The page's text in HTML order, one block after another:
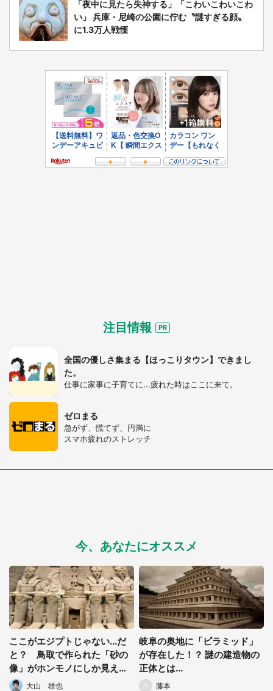
都道府選択
選択する
「夜中に見たら失神する」「こわいこわいこわ
い」 兵庫・尼崎の公園に佇む〝謎すぎる顔〟
に1.3万人戦慄
注目情報
全国の優しさ集まる【ほっこりタウン】できまし
た。
仕事に家事に子育てに...疲れた時はここに来て。
ゼロまる
急がず、慌てず、円満に
スマホ疲れのストレッチ
今、あなたにオススメ
ここがエジプトじゃない...だ
と？ 鳥取で作られた「砂の
像」がホンモノにしか見えな
い件大山 雄也
岐阜の奥地に「ピラミッド」
が存在した！？ 謎の建造物の
正体とは...
藤本